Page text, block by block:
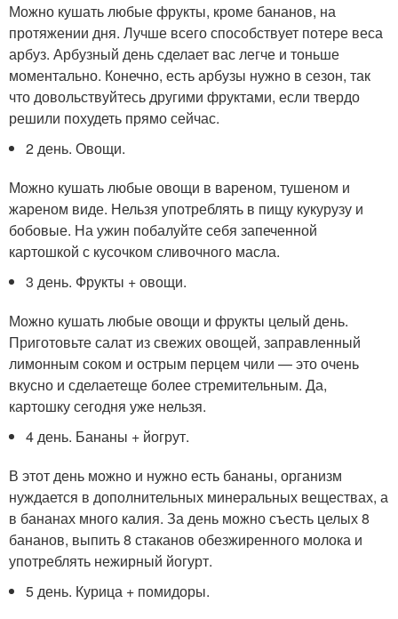
Можно кушать любые фрукты, кроме бананов, на
протяжении дня. Лучше всего способствует потере веса
арбуз. Арбузный день сделает вас легче и тоньше
моментально. Конечно, есть арбузы нужно в сезон, так
что довольствуйтесь другими фруктами, если твердо
решили похудеть прямо сейчас.
2 день. Овощи.
Можно кушать любые овощи в вареном, тушеном и
жареном виде. Нельзя употреблять в пищу кукурузу и
бобовые. На ужин побалуйте себя запеченной
картошкой с кусочком сливочного масла.
3 день. Фрукты + овощи.
Можно кушать любые овощи и фрукты целый день.
Приготовьте салат из свежих овощей, заправленный
лимонным соком и острым перцем чили — это очень
вкусно и сделаетеще более стремительным. Да,
картошку сегодня уже нельзя.
4 день. Бананы + йогрут.
В этот день можно и нужно есть бананы, организм
нуждается в дополнительных минеральных веществах, а
в бананах много калия. За день можно съесть целых 8
бананов, выпить 8 стаканов обезжиренного молока и
употреблять нежирный йогурт.
5 день. Курица + помидоры.